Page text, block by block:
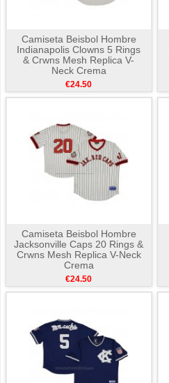
Camiseta Beisbol Hombre
Indianapolis Clowns 5 Rings
& Crwns Mesh Replica V-
Neck Crema
€24.50
Camiseta Beisbol Hombre
Jacksonville Caps 20 Rings &
Crwns Mesh Replica V-Neck
Crema
€24.50